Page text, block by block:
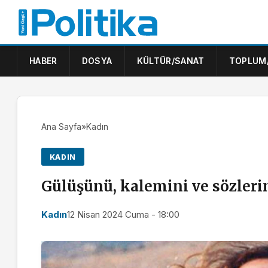
HABER DOSYA KÜLTÜR/SANAT
Ana Sayfa»Kadın
KADIN
Gülüşünü, kalemini ve
Kadın12 Nisan 2024 Cuma - 18:00